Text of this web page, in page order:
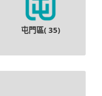
屯門區( 35)